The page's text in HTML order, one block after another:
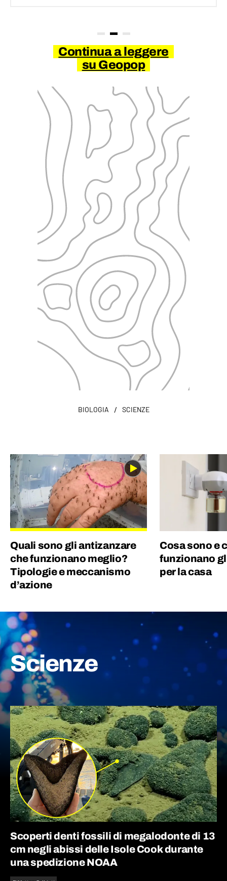
Continua a leggere
su Geopop
BIOLOGIA / SCIENZE
Quali sono gli antizanzare
che funzionano meglio?
Tipologie e meccanismo
d’azione
Cosa sono e
funzionano
per la casa
Scienze
Scoperti denti fossili di megalodonte di 13
cm negli abissi delle Isole Cook durante
una spedizione NOAA